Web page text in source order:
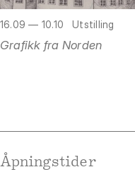
16.09 — 10.10 Utstilling
Grafikk fra Norden
Åpningstider